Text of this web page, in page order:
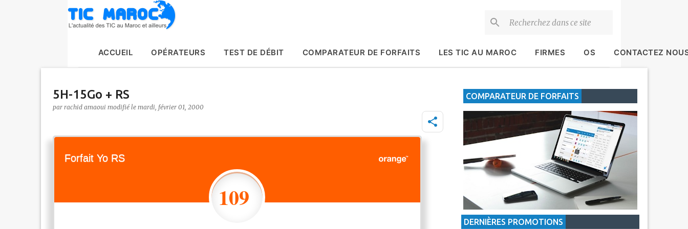
ACCUEIL OPÉRATEURS TEST DE DÉBIT COMPARATEUR DE FORFAITS LES TIC AU MAROC FIRMES OS CONTACTEZ
5H-15Go + RS
par rachid amaoui le mardi, février 01, 2000
Forfait Yo RS
109
COMPARATEUR DE FORFAITS
DERNIÈRES PROMOTIONS